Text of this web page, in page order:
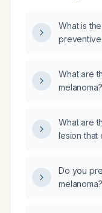
What is
melanoma?
What are
melanoma?
What are
lesion that
Do you
melanoma?